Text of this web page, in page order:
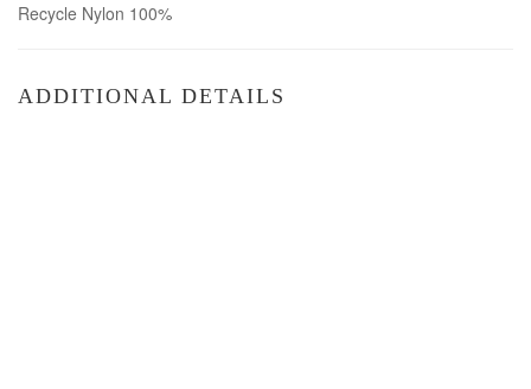
Recycle Nylon 100%
ADDITIONAL DETAILS